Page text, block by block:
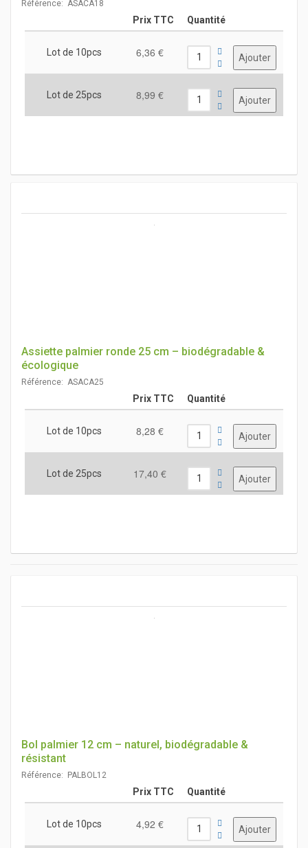
Référence: ASACA18
Prix TTC Quantité
Lot de 10pcs 6,36 €
Lot de 25pcs 8,99 €
Assiette palmier ronde 25 cm – biodégradable &
écologique
Référence: ASACA25
Prix TTC Quantité
Lot de 10pcs 8,28 €
Lot de 25pcs 17,40 €
Bol palmier 12 cm – naturel, biodégradable &
résistant
Référence: PALBOL12
Prix TTC Quantité
Lot de 10pcs 4,92 €